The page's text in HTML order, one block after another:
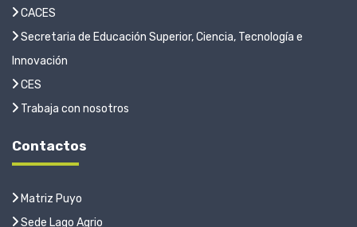
CACES
Secretaria de Educación Superior, Ciencia, Tecnología e
Innovación
CES
Trabaja con nosotros
Contactos
Matriz Puyo
Sede Lago Agrio